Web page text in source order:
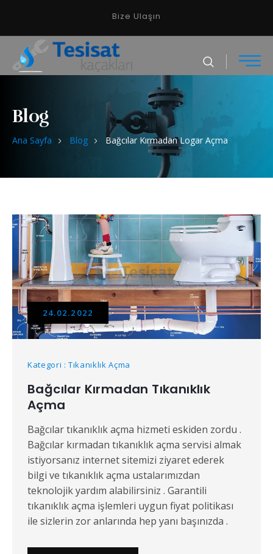
Bize Ulaşın
Blog
Ana Sayfa Blog Bağcılar Kırmadan Logar Açma
24.02.2022
Kategori : Tıkanıklık Açma
Bağcılar Kırmadan Tıkanıklık
Açma
Bağcılar tıkanıklık açma hizmeti eskiden zordu .
Bağcılar kırmadan tıkanıklık açma servisi almak
istiyorsanız internet sitemizi ziyaret ederek
bilgi ve tıkanıklık açma ustalarımızdan
teknolojik yardım alabilirsiniz . Garantili
tıkanıklık açma işlemleri uygun fiyat politikası
ile sizlerin zor anlarında hep yanı başınızda .